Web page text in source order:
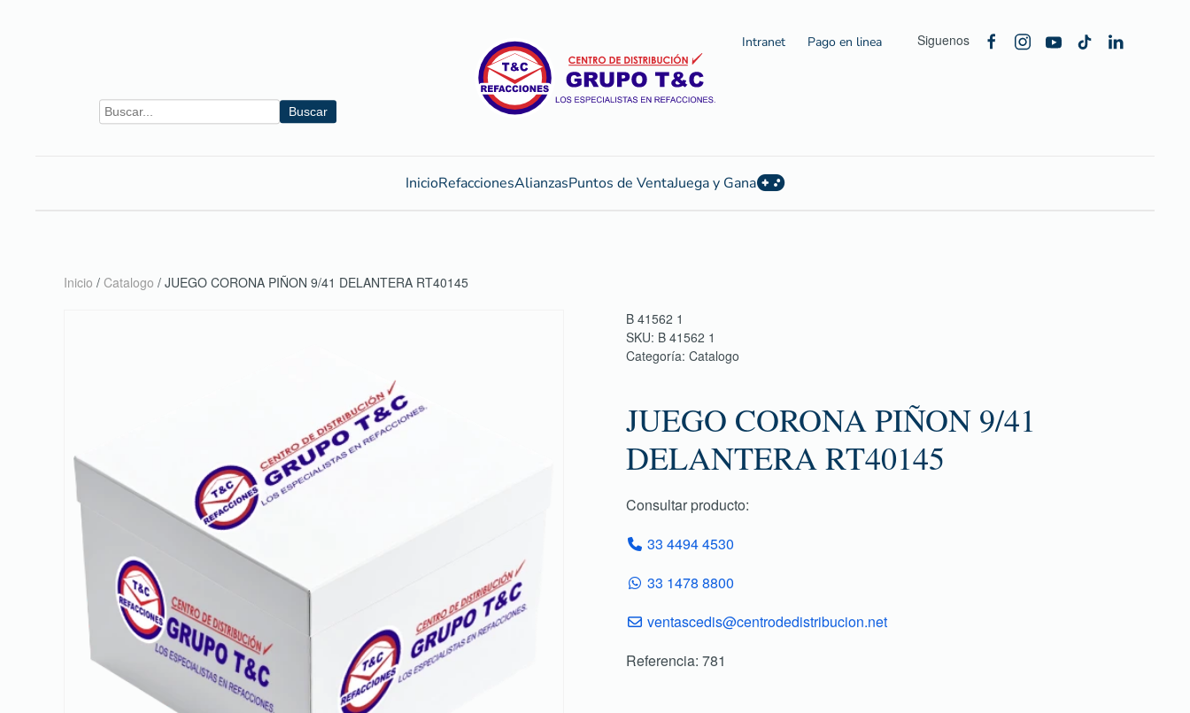
Buscar
Intranet Pago en linea Siguenos
InicioRefaccionesAlianzasPuntos de VentaJuega y Gana
Inicio / Catalogo / JUEGO CORONA PIÑON 9/41 DELANTERA RT40145
B 41562 1
SKU: B 41562 1
Categoría: Catalogo
JUEGO CORONA PIÑON 9/41
DELANTERA RT40145
Consultar producto:
33 4494 4530
33 1478 8800
ventascedis@centrodedistribucion.net
Referencia: 781